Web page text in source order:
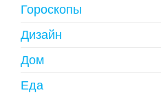
Гороскопы
Дизайн
Дом
Еда